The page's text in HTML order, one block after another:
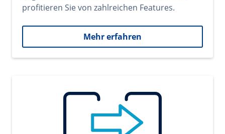
profitieren Sie von zahlreichen Features.
Mehr erfahren